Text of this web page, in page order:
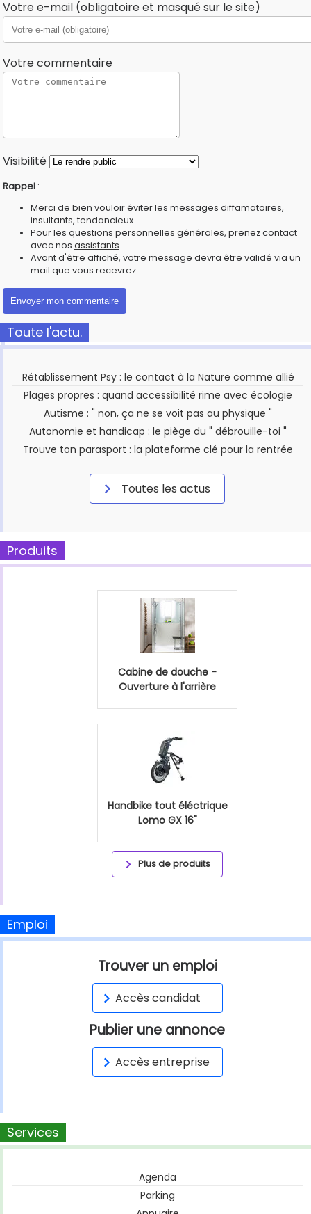
Votre e-mail (obligatoire et masqué sur le site)
Votre commentaire
Visibilité
Rappel :
Merci de bien vouloir éviter les messages diffamatoires,
insultants, tendancieux...
Pour les questions personnelles générales, prenez contact
avec nos assistants
Avant d'être affiché, votre message devra être validé via un
mail que vous recevrez.
Toute l'actu.
Rétablissement Psy : le contact à la Nature comme allié
Plages propres : quand accessibilité rime avec écologie
Autisme : " non, ça ne se voit pas au physique "
Autonomie et handicap : le piège du " débrouille-toi "
Trouve ton parasport : la plateforme clé pour la rentrée
Toutes les actus
Produits
Cabine de douche -
Ouverture à l'arrière
Handbike tout éléctrique
Lomo GX 16"
Plus de produits
Emploi
Trouver un emploi
Accès candidat
Publier une annonce
Accès entreprise
Services
Agenda
Parking